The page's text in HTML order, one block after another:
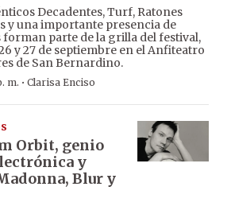
Decadentes, Turf, Ratones
y una importante presencia de
forman parte de la grilla del festival,
y 27 de septiembre en el Anfiteatro
de San Bernardino.
m. · Clarisa Enciso
Orbit, genio
y
Blur y